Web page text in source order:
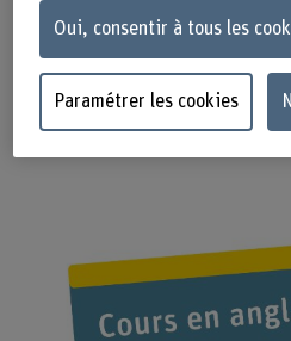
applications
logiciels
l'examen approfondi
forensiques iOS et
Oui, consentir à tous les
Paramétrer les cookies